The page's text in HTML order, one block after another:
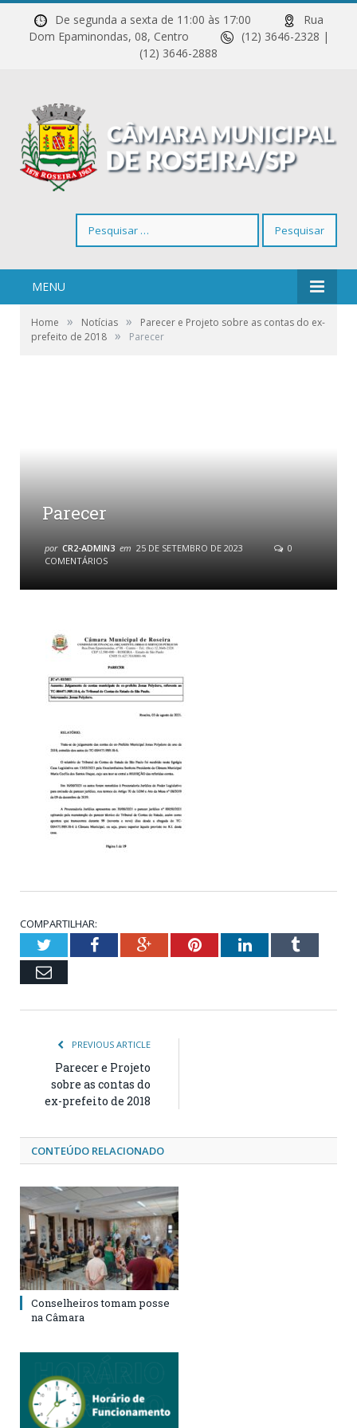
De segunda a sexta de 11:00 às 17:00
Rua
Dom Epaminondas, 08, Centro
(12) 3646-2328 |
(12) 3646-2888
por:
MENU
Home » Notícias »
Parecer e Projeto sobre as contas do ex-
prefeito de 2018 » Parecer
Parecer
por CR2-ADMIN3 em 25 DE SETEMBRO DE 2023
0
COMENTÁRIOS
COMPARTILHAR:
TwitterFacebookGoogle+PinterestLinkedInTumblr
Email
PREVIOUS ARTICLE
Parecer e Projeto
sobre as contas do
ex-prefeito de 2018
CONTEÚDO RELACIONADO
Conselheiros tomam posse
na Câmara